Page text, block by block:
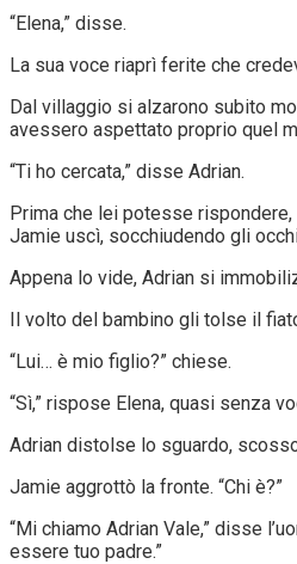
“Elena,” disse.
La sua voce riaprì ferite che
Dal villaggio si alzarono subito
avessero aspettato proprio quel
“Ti ho cercata,” disse Adrian.
Prima che lei potesse
Jamie uscì, socchiudendo gli
Appena lo vide, Adrian si
Il volto del bambino gli tolse il
“Lui… è mio figlio?” chiese.
“Sì,” rispose Elena, quasi senza
Adrian distolse lo sguardo,
Jamie aggrottò la fronte. “Chi è?”
“Mi chiamo Adrian Vale,” disse
essere tuo padre.”